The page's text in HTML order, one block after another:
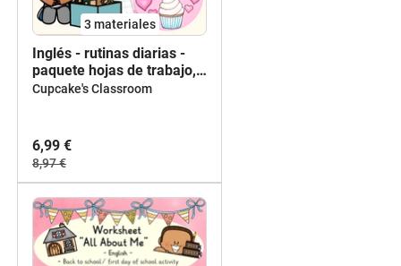
3 materiales
Inglés - rutinas diarias -
paquete hojas de trabajo,
tarjetas con imagénes,
Cupcake's Classroom
6,99 €
8,97 €